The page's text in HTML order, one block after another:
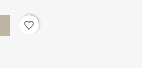
favorite_border